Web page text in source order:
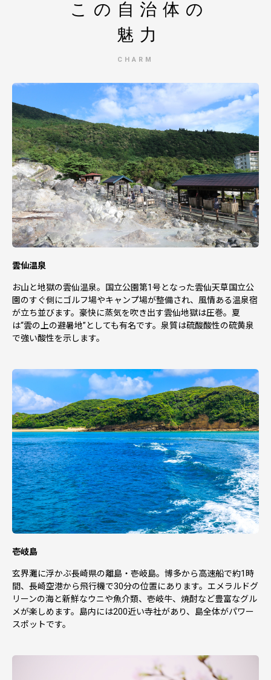
この自治体の
魅力
CHARM
雲仙温泉
お山と地獄の雲仙温泉。国立公園第1号となった雲仙天草国立公
園のすぐ側にゴルフ場やキャンプ場が整備され、風情ある温泉宿
が立ち並びます。豪快に蒸気を吹き出す雲仙地獄は圧巻。夏
は“雲の上の避暑地”としても有名です。泉質は硫酸酸性の硫黄泉
で強い酸性を示します。
壱岐島
玄界灘に浮かぶ長崎県の離島・壱岐島。博多から高速船で約1時
間、長崎空港から飛行機で30分の位置にあります。エメラルドグ
リーンの海と新鮮なウニや魚介類、壱岐牛、焼酎など豊富なグル
メが楽しめます。島内には200近い寺社があり、島全体がパワー
スポットです。